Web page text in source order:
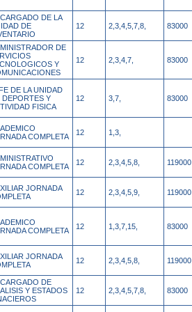
DE LA
DE
12 2,3,4,5,7,8, 83000
DE
Y
12 2,3,4,7, 83000
DE LA UNIDAD
DEPORTES Y
FISICA
12 3,7, 83000
COMPLETA
12 1,3,
COMPLETA
12 2,3,4,5,8, 119000
JORNADA
12 2,3,4,5,9, 119000
COMPLETA
12 1,3,7,15, 83000
JORNADA
12 2,3,4,5,8, 119000
DE
Y ESTADOS
12 2,3,4,5,7,8, 83000